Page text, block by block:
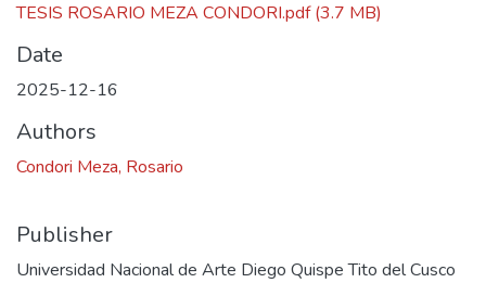
TESIS ROSARIO MEZA CONDORI.pdf(3.7 MB)
Date
2025-12-16
Authors
Condori Meza, Rosario
Publisher
Universidad Nacional de Arte Diego Quispe Tito del Cusco